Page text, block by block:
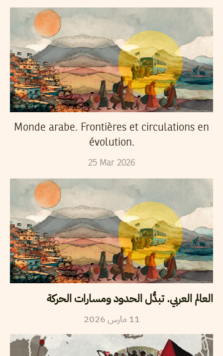
Monde arabe. Frontières et circulations en
évolution.
25 Mar 2026
العالم العربي. تبدُّل الحدود ومسارات الحركة
11 مارس2026